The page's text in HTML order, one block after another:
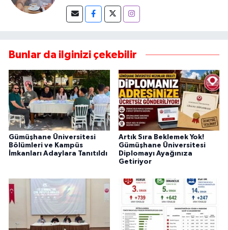
Bunlar da ilginizi çekebilir
Gümüşhane Üniversitesi
Bölümleri ve Kampüs
İmkanları Adaylara Tanıtıldı
Artık Sıra Beklemek Yok!
Gümüşhane Üniversitesi
Diplomayı Ayağınıza
Getiriyor